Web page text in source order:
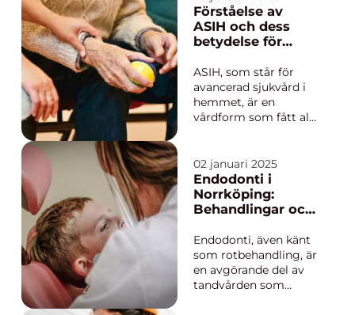
Förståelse av
ASIH och dess
betydelse för
ASIH, som står för
avancerad sjukvård i
hemmet, är en
vårdform som fått allt
patienter möjlighet
att få kvalificerad
medicinsk vård i sitt
eget hem, vilk...
02 januari 2025
Endodonti i
Norrköping:
Behandlingar och
Endodonti, även känt
som rotbehandling, är
en avgörande del av
tandvården som